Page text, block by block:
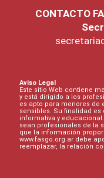
CONTACTO
Aviso Legal
Este sitio Web contiene
y está dirigido a los
es apto para menores de
sensibles. Su finalidad es
informativa y
sean profesionales de la
que la información
www.fasgo.org.ar debe
reemplazar, la relación